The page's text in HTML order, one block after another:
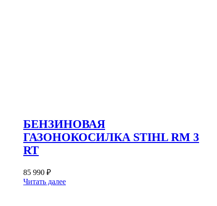
БЕНЗИНОВАЯ
ГАЗОНОКОСИЛКА STIHL RM 3
RT
85 990 ₽
Читать далее